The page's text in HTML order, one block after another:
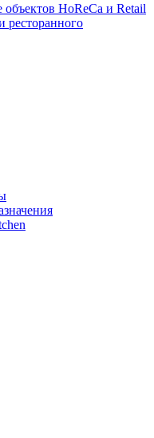
HoReCa и Retail
ресторанного